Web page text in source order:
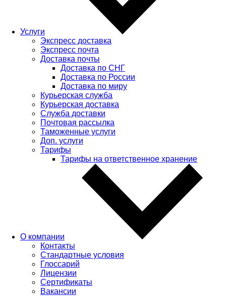
Услуги
Экспресс доставка
Экспресс почта
Доставка почты
Доставка по СНГ
Доставка по России
Доставка по миру
Курьерская служба
Курьерская доставка
Служба доставки
Почтовая рассылка
Таможенные услуги
Доп. услуги
Тарифы
Тарифы на ответственное хранение
О компании
Контакты
Стандартные условия
Глоссарий
Лицензии
Сертификаты
Вакансии